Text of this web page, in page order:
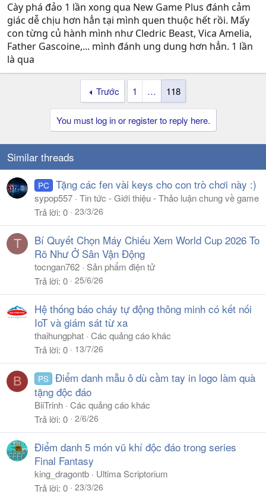
Cày phá đảo 1 lần xong qua New Game Plus đánh cảm
giác dễ chịu hơn hẳn tại mình quen thuộc hết rồi. Mấy
con từng củ hành mình như Cledric Beast, Vica Amelia,
Father Gascoine,... mình đánh ung dung hơn hẳn. 1 lần
là qua
Trước 1 … 118
You must log in or register to reply here.
Similar threads
PC Tặng các fen vài keys cho con trò chơi này :)
sypop557 Tin tức - Giới thiệu - Thảo luận chung về game
Trả lời 0 23/3/26
T
Bí Quyết Chọn Máy Chiếu Xem World Cup 2026 To
Rõ Như Ở Sân Vận Động
tocngan762
Sản phẩm điện tử
Trả lời 0 25/6/26
Hệ thống báo cháy tự động thông minh có kết nối
IoT và giám sát từ xa
thaihungphat Các quảng cáo khác
Trả lời 0 13/7/26
B PS Điểm danh mẫu ô dù cầm tay in logo làm quà
tặng độc đáo
BiiTrinh Các quảng cáo khác
Trả lời 0 2/6/26
Điểm danh 5 món vũ khí độc đáo trong series
Final Fantasy
king_dragontb
Ultima Scriptorium
Trả lời 0 23/3/26